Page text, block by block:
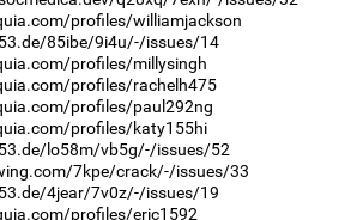
profiles/williamjackson
85ibe/9i4u/-/issues/14
profiles/millysingh
profiles/rachelh475
profiles/paul292ng
profiles/katy155hi
lo58m/vb5g/-/issues/52
7kpe/crack/-/issues/33
4jear/7v0z/-/issues/19
profiles/eric1592